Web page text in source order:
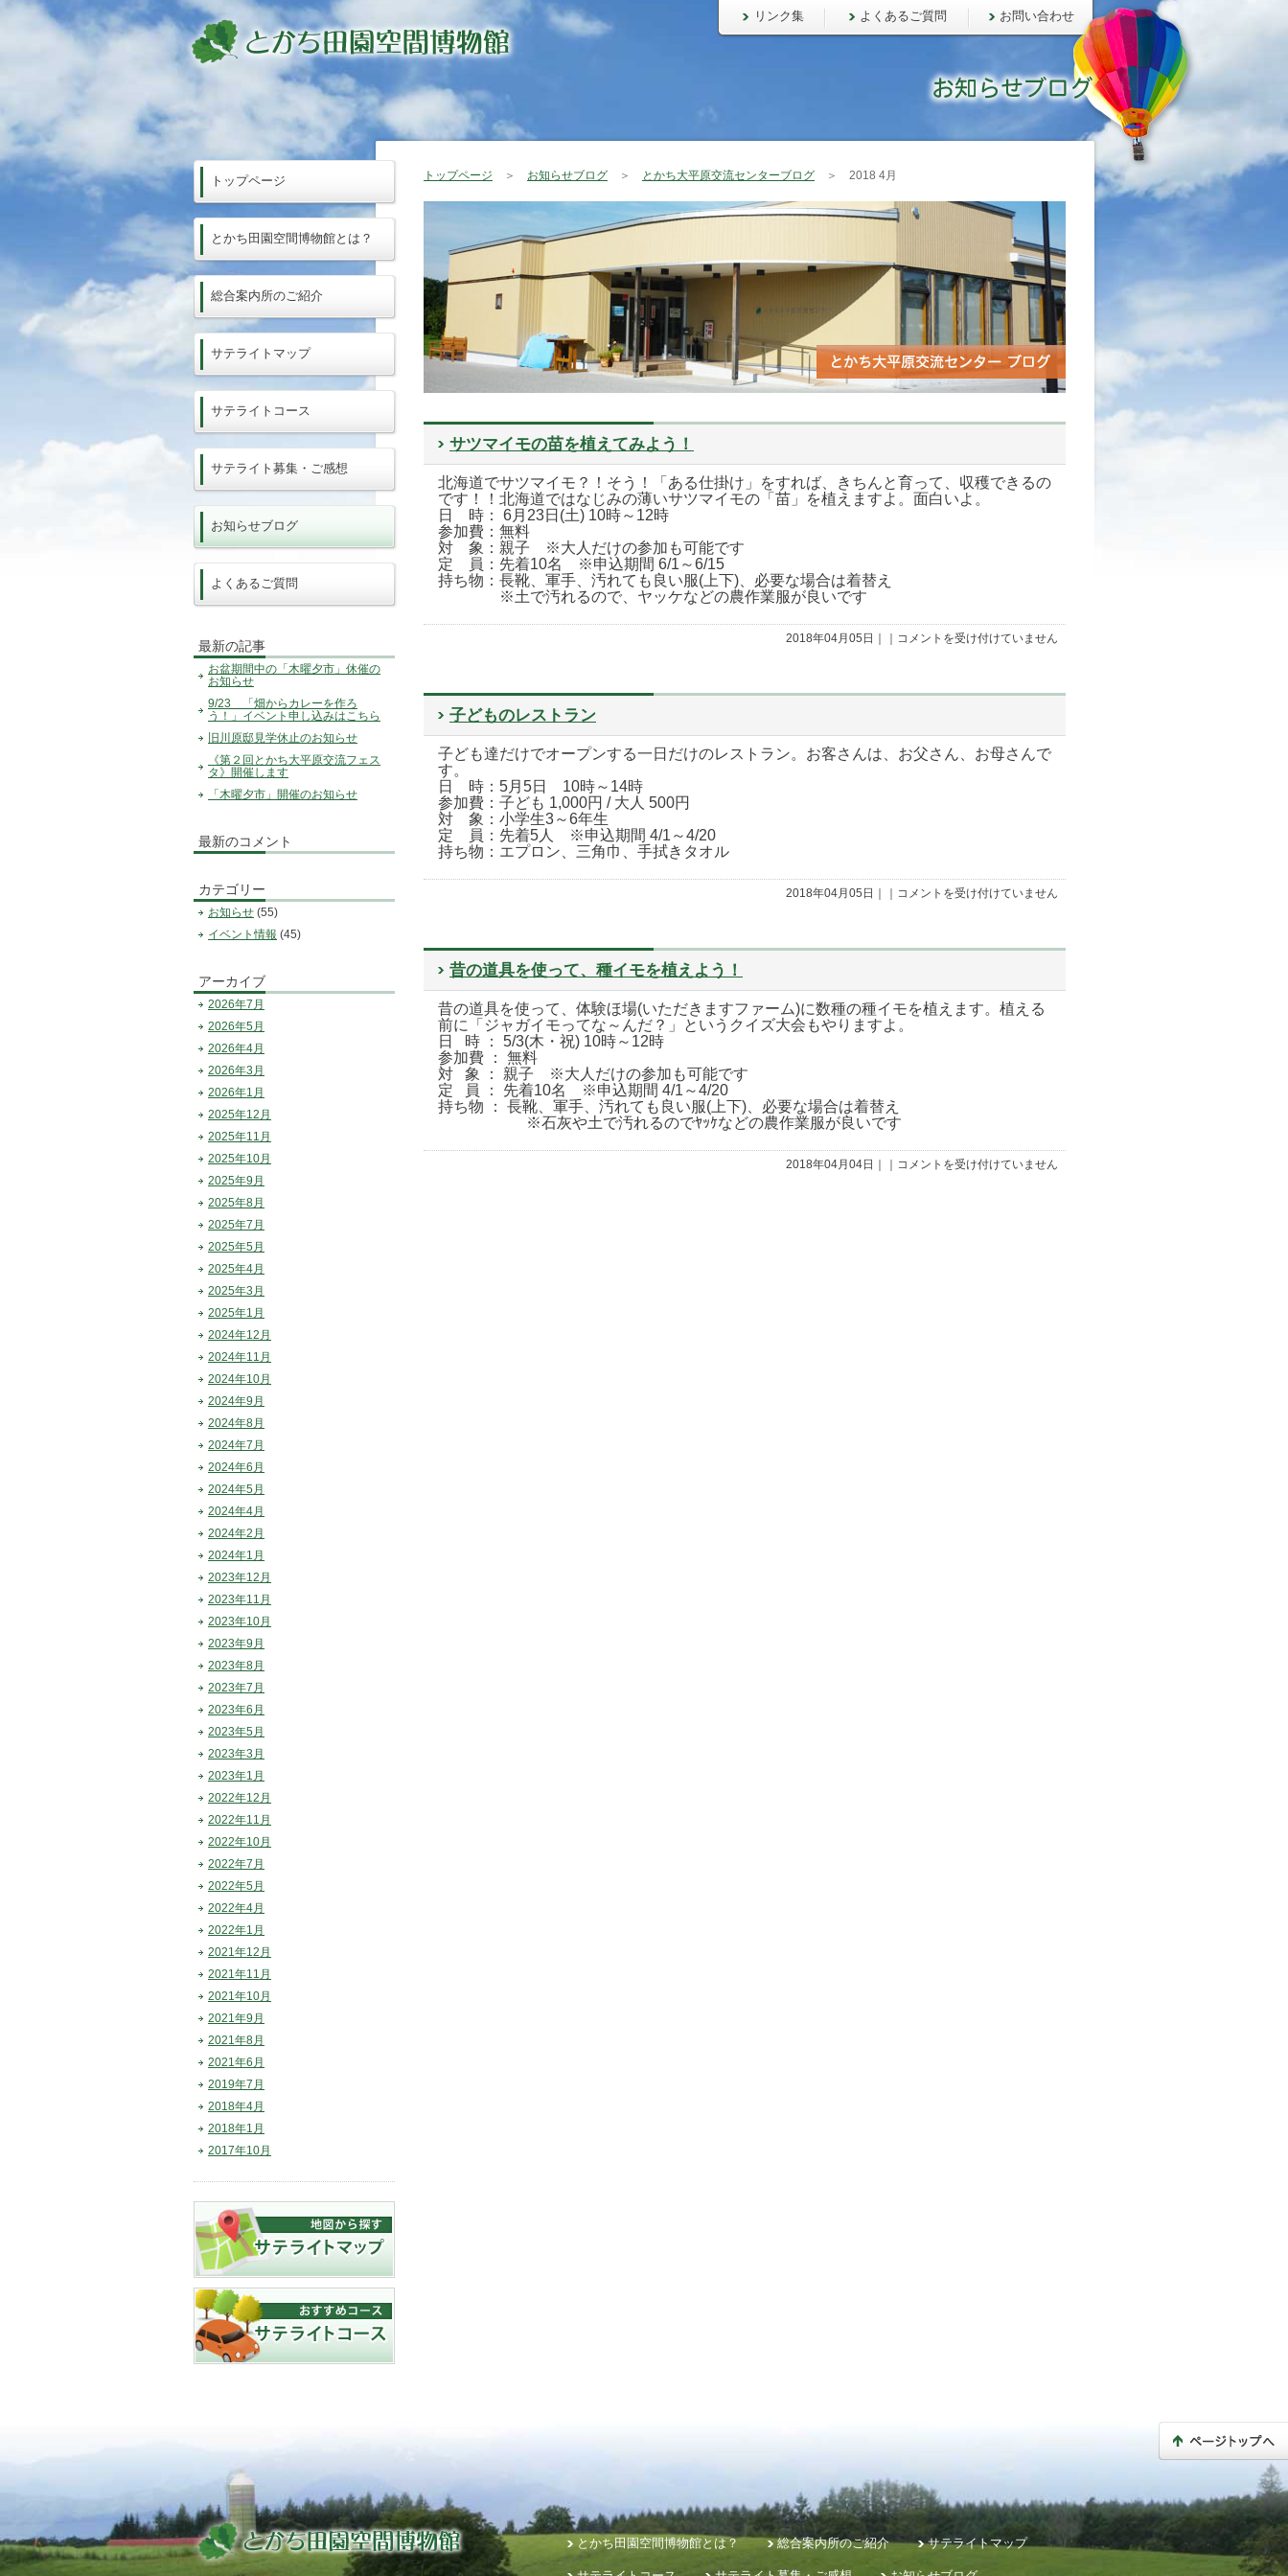
リンク集 よくあるご質問 お問い合わせ
トップページ ＞ お知らせブログ ＞ とかち大平原交流センターブログ ＞ 2018 4月
サツマイモの苗を植えてみよう！
北海道でサツマイモ？！そう！「ある仕掛け」をすれば、きちんと育って、収穫できるの
です！！北海道ではなじみの薄いサツマイモの「苗」を植えますよ。面白いよ。
日 時： 6月23日(土) 10時～12時
参加費：無料
対 象：親子 ※大人だけの参加も可能です
定 員：先着10名 ※申込期間 6/1～6/15
持ち物：長靴、軍手、汚れても良い服(上下)、必要な場合は着替え
※土で汚れるので、ヤッケなどの農作業服が良いです
2018年04月05日｜｜
サ
の
植
え
て
コメントを受け付けていません
子どものレストラン
子ども達だけでオープンする一日だけのレストラン。お客さんは、お父さん、お母さんで
す。
日 時：5月5日 10時～14時
参加費：子ども 1,000円 / 大人 500円
対 象：小学生3～6年生
定 員：先着5人 ※申込期間 4/1～4/20
持ち物：エプロン、三角巾、手拭きタオル
2018年04月05日｜｜
子
ス
ン
は
コメントを受け付けていません
昔の道具を使って、種イモを植えよう！
昔の道具を使って、体験ほ場(いただきますファーム)に数種の種イモを植えます。植える
前に「ジャガイモってな～んだ？」というクイズ大会もやりますよ。
日 時 ： 5/3(木・祝) 10時～12時
参加費 ： 無料
対 象 ： 親子 ※大人だけの参加も可能です
定 員 ： 先着10名 ※申込期間 4/1～4/20
持ち物 ： 長靴、軍手、汚れても良い服(上下)、必要な場合は着替え
※石灰や土で汚れるのでﾔｯｹなどの農作業服が良いです
2018年04月04日｜｜
昔
コメントを受け付けていません
トップページ
とかち田園空間博物館とは？
総合案内所のご紹介
サテライトマップ
サテライトコース
サテライト募集・ご感想
お知らせブログ
よくあるご質問
最新の記事
お盆期間中の「木曜夕市」休催の
お知らせ
9/23 「畑からカレーを作ろ
う！」イベント申し込みはこちら
旧川原邸見学休止のお知らせ
《第２回とかち大平原交流フェス
タ》開催します
「木曜夕市」開催のお知らせ
最新のコメント
カテゴリー
お知らせ (55)
イベント情報 (45)
アーカイブ
2026年7月
2026年5月
2026年4月
2026年3月
2026年1月
2025年12月
2025年11月
2025年10月
2025年9月
2025年8月
2025年7月
2025年5月
2025年4月
2025年3月
2025年1月
2024年12月
2024年11月
2024年10月
2024年9月
2024年8月
2024年7月
2024年6月
2024年5月
2024年4月
2024年2月
2024年1月
2023年12月
2023年11月
2023年10月
2023年9月
2023年8月
2023年7月
2023年6月
2023年5月
2023年3月
2023年1月
2022年12月
2022年11月
2022年10月
2022年7月
2022年5月
2022年4月
2022年1月
2021年12月
2021年11月
2021年10月
2021年9月
2021年8月
2021年6月
2019年7月
2018年4月
2018年1月
2017年10月
とかち田園空間博物館とは？ 総合案内所のご紹介 サテライトマップ